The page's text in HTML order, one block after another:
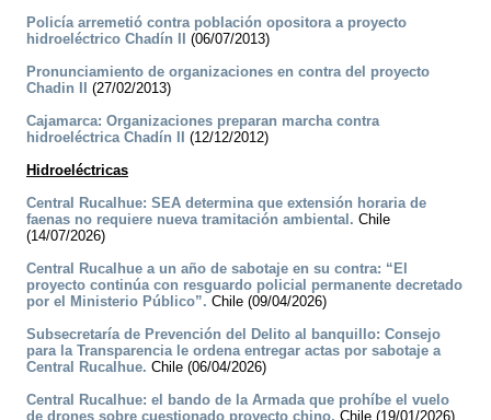
Policía arremetió contra población opositora a proyecto
hidroeléctrico Chadín II
(06/07/2013)
Pronunciamiento de organizaciones en contra del proyecto
Chadin II
(27/02/2013)
Cajamarca: Organizaciones preparan marcha contra
hidroeléctrica Chadín II
(12/12/2012)
Hidroeléctricas
Central Rucalhue: SEA determina que extensión horaria de
faenas no requiere nueva tramitación ambiental. Chile
(14/07/2026)
Central Rucalhue a un año de sabotaje en su contra: “El
proyecto continúa con resguardo policial permanente decretado
por el Ministerio Público”. Chile (09/04/2026)
Subsecretaría de Prevención del Delito al banquillo: Consejo
para la Transparencia le ordena entregar actas por sabotaje a
Central Rucalhue. Chile (06/04/2026)
Central Rucalhue: el bando de la Armada que prohíbe el vuelo
de drones sobre cuestionado proyecto chino. Chile (19/01/2026)